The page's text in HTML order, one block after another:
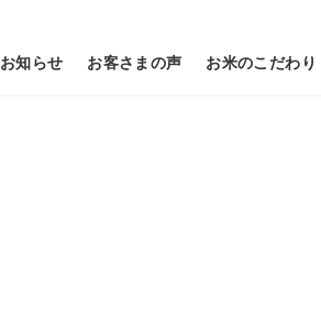
お知らせ お客さまの声 お米のこだわり